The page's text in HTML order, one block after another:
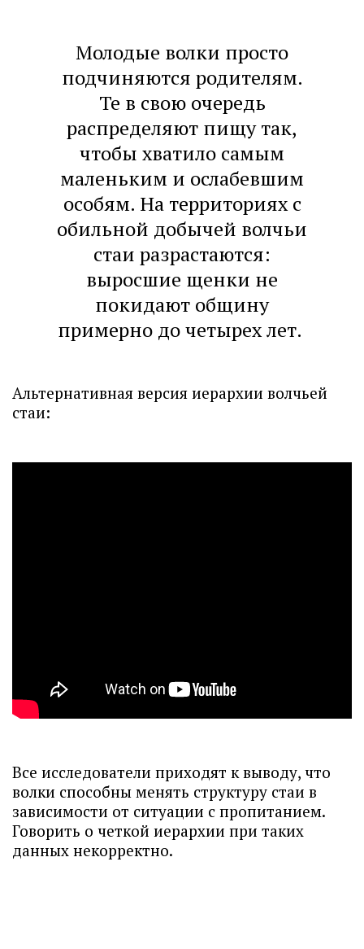
Молодые волки просто
подчиняются родителям.
Те в свою очередь
распределяют пищу так,
чтобы хватило самым
маленьким и ослабевшим
особям. На территориях с
обильной добычей волчьи
стаи разрастаются:
выросшие щенки не
покидают общину
примерно до четырех лет.
Альтернативная версия иерархии волчьей
стаи:
Все исследователи приходят к выводу, что
волки способны менять структуру стаи в
зависимости от ситуации с пропитанием.
Говорить о четкой иерархии при таких
данных некорректно.